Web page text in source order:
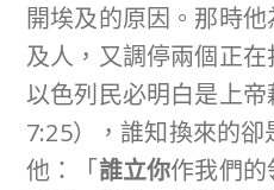
開埃及的原因。那時
及人，又調停兩個正
以色列民必明白是上
7:25），誰知換來的
他：「誰立你作我們